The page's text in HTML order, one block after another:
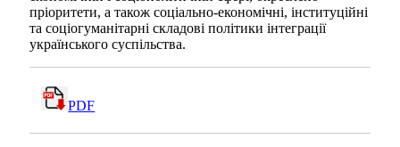
пріоритети, а також соціально-економічні, інституційні
та соціогуманітарні складові політики інтеграції
українського суспільства.
PDF